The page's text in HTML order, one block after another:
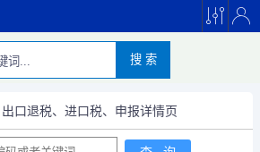
搜 索
口退税、进口税、申报详情页